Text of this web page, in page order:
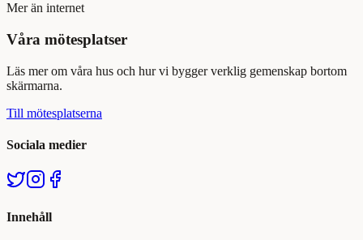
Mer än internet
Våra mötesplatser
Läs mer om våra hus och hur vi bygger verklig gemenskap bortom
skärmarna.
Till mötesplatserna
Sociala medier
Innehåll